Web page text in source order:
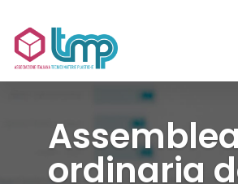
Assemblea
ordinaria